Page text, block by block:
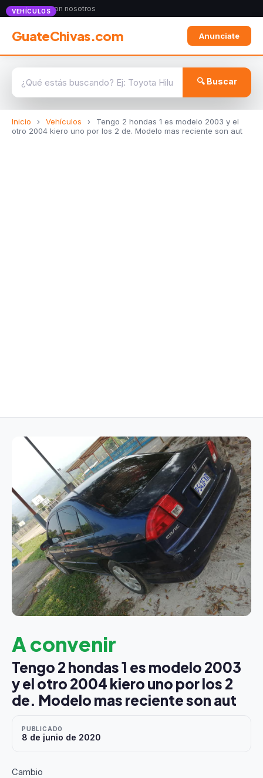
Anunciate con nosotros
GuateChivas.com Anunciate
🔍 Buscar
Inicio › Vehículos ›
Tengo 2 hondas 1 es modelo 2003 y el
otro 2004 kiero uno por los 2 de. Modelo mas reciente son aut
VEHÍCULOS
A convenir
Tengo 2 hondas 1 es modelo 2003
y el otro 2004 kiero uno por los 2
de. Modelo mas reciente son aut
PUBLICADO
8 de junio de 2020
Cambio